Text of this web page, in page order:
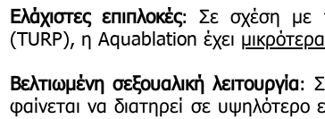
Ελάχιστες επιπλοκές: Σε σχέση με
(TURP), η Aquablation έχει
Βελτιωμένη σεξουαλική λειτουργία:
φαίνεται να διατηρεί σε υψηλότερο